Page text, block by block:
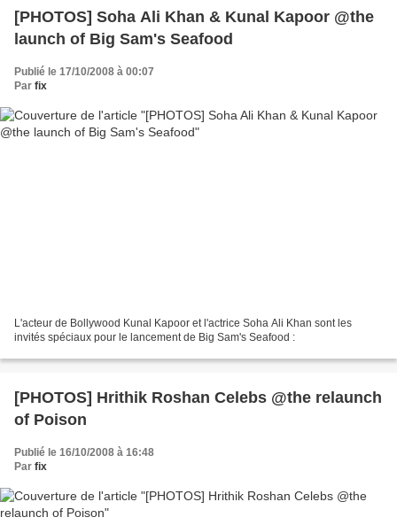
[PHOTOS] Soha Ali Khan & Kunal Kapoor @the
launch of Big Sam's Seafood
Publié le 17/10/2008 à 00:07
Par fix
L'acteur de Bollywood Kunal Kapoor et l'actrice Soha Ali Khan sont les
invités spéciaux pour le lancement de Big Sam's Seafood :
[PHOTOS] Hrithik Roshan Celebs @the relaunch
of Poison
Publié le 16/10/2008 à 16:48
Par fix